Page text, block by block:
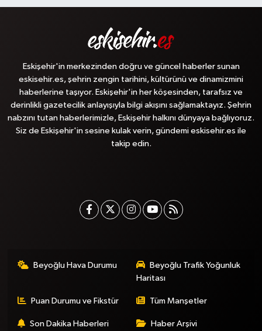
Eskişehir'in merkezinden doğru ve güncel haberler sunan
eskisehir.es, şehrin zengin tarihini, kültürünü ve dinamizmini
haberlerine taşıyor. Eskişehir'in her köşesinden, tarafsız ve
derinlikli gazetecilik anlayışıyla bilgi akışını sağlamaktayız. Şehrin
nabzını tutan haberlerimizle, Eskişehir halkını dünyaya bağlıyoruz.
Siz de Eskişehir'in sesine kulak verin, gündemi eskisehir.es ile
takip edin.
Beyoğlu Hava Durumu
Beyoğlu Trafik Yoğunluk
Haritası
Puan Durumu ve Fikstür Tüm Manşetler
Son Dakika Haberleri Haber Arşivi